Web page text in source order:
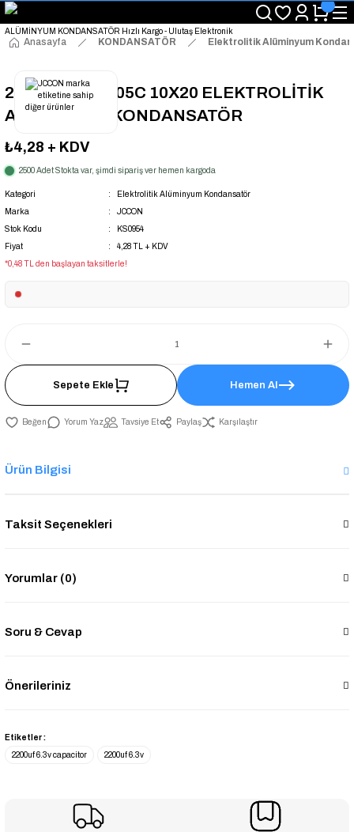
"Saat 14:00'a Kadar Verilen Siparişlerde Aynı Gün Kargo Avantajı!
"Binlerce Ürün Çeşitliliği ile Stoktan Hemen Teslim."
"Toptan Fiyatına Perakende Satış Avantajını Kaçırmayın!"
Anasayfa KONDANSATÖR Elektrolitik Alüminyum
2200UF 6.3V 105C 10X20 ELEKTROLİTİK
ALÜMİNYUM KONDANSATÖR
₺4,28 + KDV
2500 Adet Stokta var, şimdi sipariş ver hemen kargoda
Kategori
Elektrolitik Alüminyum Kondansatör
Marka
JCCON
Stok Kodu
KS0954
Fiyat
4,28 TL + KDV
*0,48 TL den başlayan taksitlerle!
Sepete Ekle Hemen Al
Yorum Yaz Tavsiye Et Paylaş Karşılaştır
Ürün Bilgisi
Taksit Seçenekleri
Yorumlar (0)
Soru & Cevap
Önerileriniz
Etiketler :
2200uf 6.3v capacitor
2200uf 6.3v